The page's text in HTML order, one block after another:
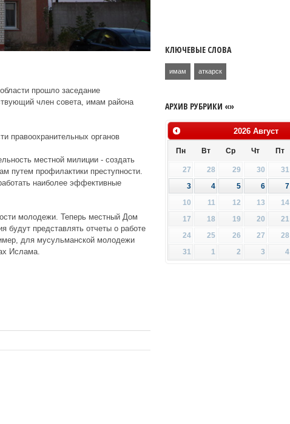
прошло заседание
член совета, имам района
правоохранительных органов
местной милиции - создать
путем профилактики преступности.
наиболее эффективные
молодежи. Теперь местный Дом
будут представлять отчеты о работе
для мусульманской молодежи
Ислама.
КЛЮЧЕВЫЕ СЛОВА
имам аткарск
АРХИВ РУБРИКИ «»
2026 Август
Пн Вт Ср Чт Пт
27 28 29 30 31
3
4 5 6 7
10
11 12 13 14
17
18 19 20 21
24
25 26 27 28
31
1 2 3 4